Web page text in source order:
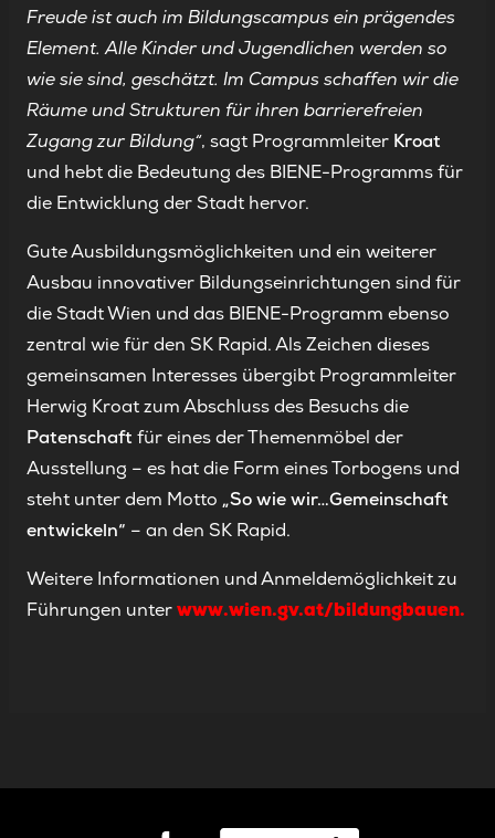
Freude ist auch im Bildungscampus ein prägendes
Element. Alle Kinder und Jugendlichen werden so
wie sie sind, geschätzt. Im Campus schaffen wir die
Räume und Strukturen für ihren barrierefreien
Zugang zur Bildung“, sagt Programmleiter Kroat
und hebt die Bedeutung des BIENE-Programms für
die Entwicklung der Stadt hervor.
Gute Ausbildungsmöglichkeiten und ein weiterer
Ausbau innovativer Bildungseinrichtungen sind für
die Stadt Wien und das BIENE-Programm ebenso
zentral wie für den SK Rapid. Als Zeichen dieses
gemeinsamen Interesses übergibt Programmleiter
Herwig Kroat zum Abschluss des Besuchs die
Patenschaft für eines der Themenmöbel der
Ausstellung – es hat die Form eines Torbogens und
steht unter dem Motto „So wie wir…Gemeinschaft
entwickeln“ – an den SK Rapid.
Weitere Informationen und Anmeldemöglichkeit zu
Führungen unterwww.wien.gv.at/bildungbauen.